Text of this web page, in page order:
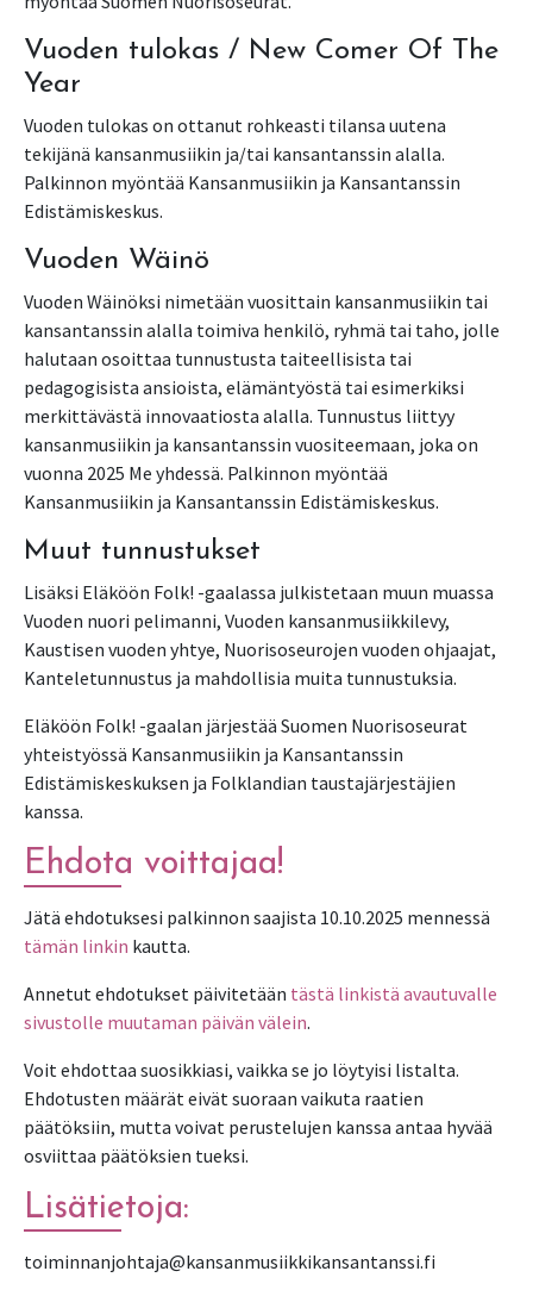
Vuoden tulokas / New Comer Of The
Year
Vuoden tulokas on ottanut rohkeasti tilansa uutena
tekijänä kansanmusiikin ja/tai kansantanssin alalla.
Palkinnon myöntää Kansanmusiikin ja Kansantanssin
Edistämiskeskus.
Vuoden Wäinö
Vuoden Wäinöksi nimetään vuosittain kansanmusiikin tai
kansantanssin alalla toimiva henkilö, ryhmä tai taho, jolle
halutaan osoittaa tunnustusta taiteellisista tai
pedagogisista ansioista, elämäntyöstä tai esimerkiksi
merkittävästä innovaatiosta alalla. Tunnustus liittyy
kansanmusiikin ja kansantanssin vuositeemaan, joka on
vuonna 2025 Me yhdessä. Palkinnon myöntää
Kansanmusiikin ja Kansantanssin Edistämiskeskus.
Muut tunnustukset
Lisäksi Eläköön Folk! -gaalassa julkistetaan muun muassa
Vuoden nuori pelimanni, Vuoden kansanmusiikkilevy,
Kaustisen vuoden yhtye, Nuorisoseurojen vuoden ohjaajat,
Kanteletunnustus ja mahdollisia muita tunnustuksia.
Eläköön Folk! -gaalan järjestää Suomen Nuorisoseurat
yhteistyössä Kansanmusiikin ja Kansantanssin
Edistämiskeskuksen ja Folklandian taustajärjestäjien
kanssa.
Ehdota voittajaa!
Jätä ehdotuksesi palkinnon saajista 10.10.2025 mennessä
tämän linkin kautta.
Annetut ehdotukset päivitetään tästä linkistä avautuvalle
sivustolle muutaman päivän välein.
Voit ehdottaa suosikkiasi, vaikka se jo löytyisi listalta.
Ehdotusten määrät eivät suoraan vaikuta raatien
päätöksiin, mutta voivat perustelujen kanssa antaa hyvää
osviittaa päätöksien tueksi.
Lisätietoja:
toiminnanjohtaja@kansanmusiikkikansantanssi.fi